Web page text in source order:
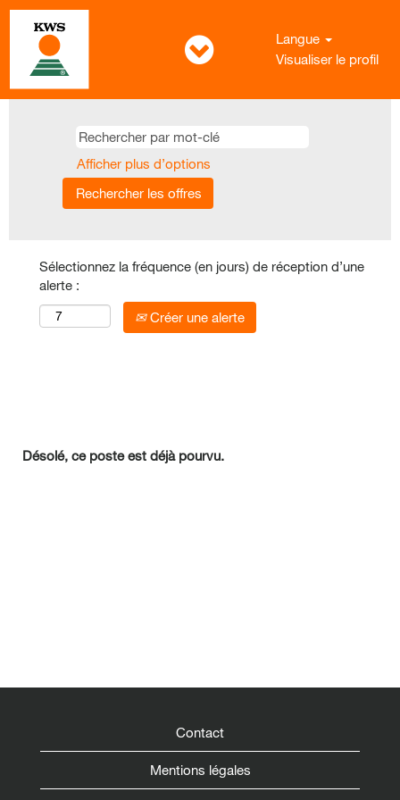
Langue
Visualiser le profil
Afficher plus d’options
Sélectionnez la fréquence (en jours) de réception d’une
alerte :
Créer une alerte
Désolé, ce poste est déjà pourvu.
Contact
Mentions légales